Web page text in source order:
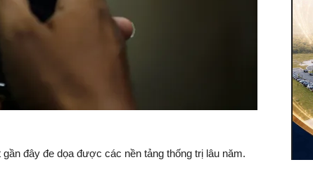
đây đe dọa được các nền tảng thống trị lâu năm.